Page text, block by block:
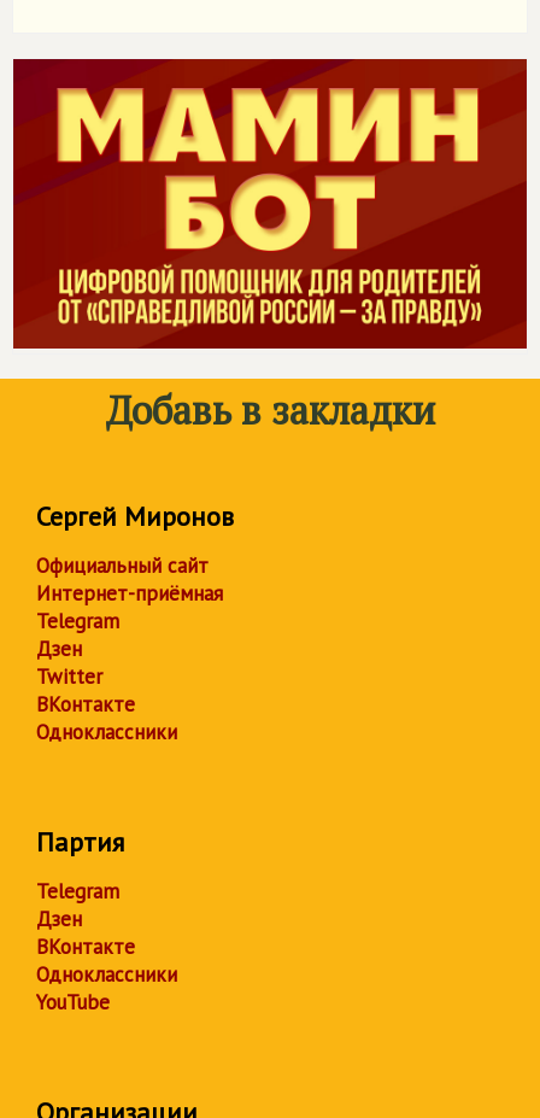
Добавь в закладки
Сергей Миронов
Официальный сайт
Интернет-приёмная
Telegram
Дзен
Twitter
ВКонтакте
Одноклассники
Партия
Telegram
Дзен
ВКонтакте
Одноклассники
YouTube